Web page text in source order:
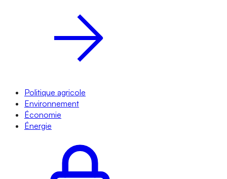
Politique agricole
Environnement
Économie
Énergie